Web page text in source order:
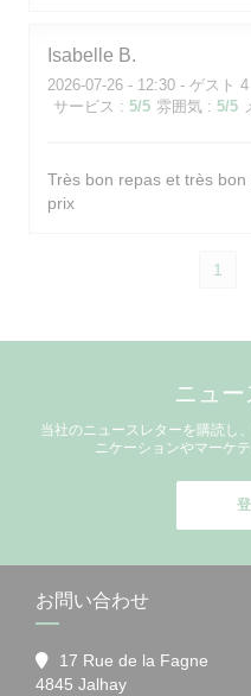
Isabelle B
2026-07-26 - 12:30 - ゲスト 4
サービス : 5/5 雰囲気 : 5/5
Très bon repas et très
prix
1
ニュ
当社のニュースレターを購読し
ニケーションやマーケ
お問い合わせ
17 Rue de la Fagne
4845 Jalhay((新しいウィン